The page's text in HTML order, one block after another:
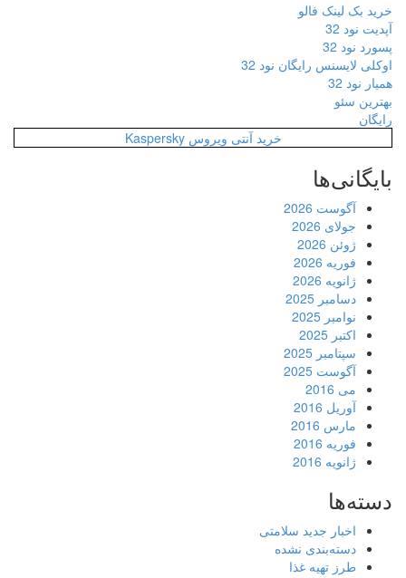
خرید بک لینک فالو
آپدیت نود 32
پسورد نود 32
اوکلی لایسنس رایگان نود 32
همیار نود 32
بهترین سئو
رایگان
خرید آنتی ویروس Kaspersky
بایگانی‌ها
آگوست 2026
جولای 2026
ژوئن 2026
فوریه 2026
ژانویه 2026
دسامبر 2025
نوامبر 2025
اکتبر 2025
سپتامبر 2025
آگوست 2025
می 2016
آوریل 2016
مارس 2016
فوریه 2016
ژانویه 2016
دسته‌ها
اخبار جدید سلامتی
دسته‌بندی نشده
طرز تهیه غذا